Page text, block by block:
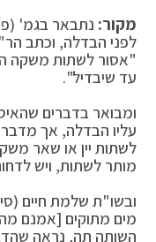
מקור: נתבאר בגמ'
לפני הבדלה, וכתב
"אסור לשתות משקה
עד שיבדיל".
ומבואר בדברים
עליו הבדלה, אך
לשתות יין או שאר
מותר לשתות, ויש
ובשו"ת שלמת חיים
מים מתוקים [אמנם
השותה תה, נראה